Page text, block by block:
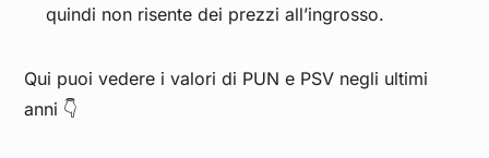
quindi non risente dei prezzi all’ingrosso.
Qui puoi vedere i valori di PUN e PSV negli ultimi
anni 👇